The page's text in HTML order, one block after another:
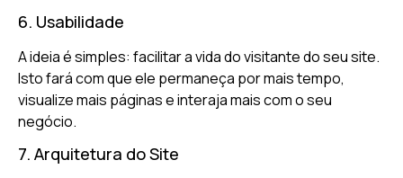
6. Usabilidade
A ideia é simples: facilitar a vida do visitante do seu site.
Isto fará com que ele permaneça por mais tempo,
visualize mais páginas e interaja mais com o seu
negócio.
7. Arquitetura do Site